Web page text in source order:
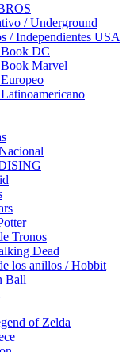
/ Underground
/ Independientes USA
DC
Marvel
Tronos
Dead
los anillos / Hobbit
Ball
of Zelda